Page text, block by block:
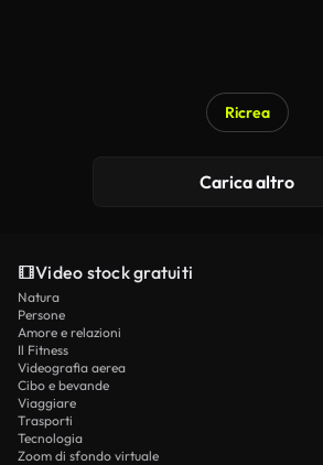
Ricrea
Carica altro
Video stock gratuiti
Natura
Persone
Amore e relazioni
Il Fitness
Videografia aerea
Cibo e bevande
Viaggiare
Trasporti
Tecnologia
Zoom di sfondo virtuale